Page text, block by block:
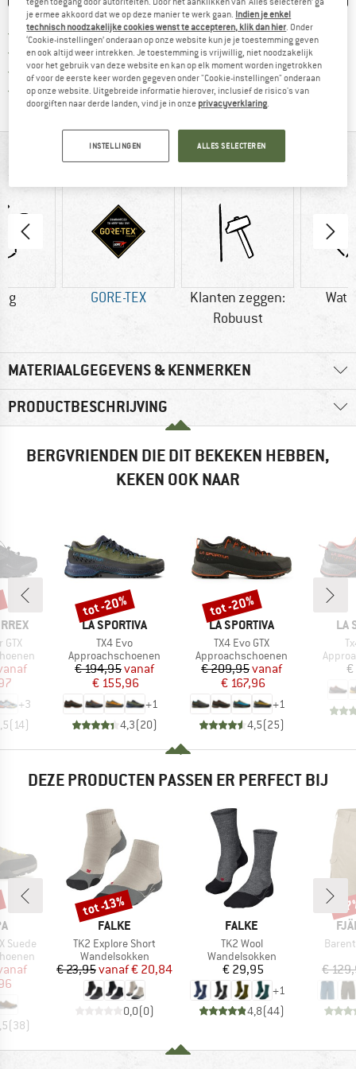
Gratis verzending vanaf € 69 (NL)Vind hier de
100 dagen bedenktijdVind de betalingsinformatie hier!
> 4.000.000 tevreden klanten
Alle artikelen in voorraad
IN EEN OOGOPSLAG
g GORE-TEX
Klanten zeggen:
Robuust
MATERIAALGEGEVENS & KENMERKEN
PRODUCTBESCHRIJVING
BERGVRIENDEN DIE DIT BEKEKEN HEBBEN,
KEKEN OOK NAAR
prijs
+3
( 14)
MERK
LA SPORTIVA
Artikel
TX4 Evo
Productgroep
Approachschoenen
Prijs
€ 194,95Verlaagde prijs
vanaf
€ 155,96
+1
4,3(20)
Korting
tot -20%
MERK
LA SPORTIVA
Artikel
TX4 Evo GTX
Productgroep
Approachschoenen
Prijs
€ 209,95Verlaagde prijs
vanaf
€ 167,96
+1
4,5(25)
Korting
tot -20%
LA
€
DEZE PRODUCTEN PASSEN ER PERFECT BIJ
Suede
prijs
(38)
MERK
FALKE
Artikel
TK2 Explore Short
Productgroep
Wandelsokken
Prijs
€ 23,95 Verlaagde prijs
vanaf€ 20,84
0,0(0)
Korting
tot -13%
MERK
FALKE
Artikel
TK2 Wool
Productgroep
Wandelsokken
Prijs
€ 29,95
+1
4,8(44)
Artikel
€
-
je ermee akkoord dat we op deze manier te werk gaan. Indien je enkel
technisch noodzakelijke cookies wenst te accepteren, klik dan hier . Onder
‘Cookie-instellingen’ onderaan op onze website kun je je toestemming geven
en ook altijd weer intrekken. Je toestemming is vrijwillig, niet noodzakelijk
voor het gebruik van deze website en kan op elk moment worden ingetrokken
of voor de eerste keer worden gegeven onder "Cookie-instellingen" onderaan
op onze website. Uitgebreide informatie hierover, inclusief de risico's van
doorgiften naar derde landen, vind je in onze privacyverklaring
INSTELLINGEN ALLES SELECTEREN